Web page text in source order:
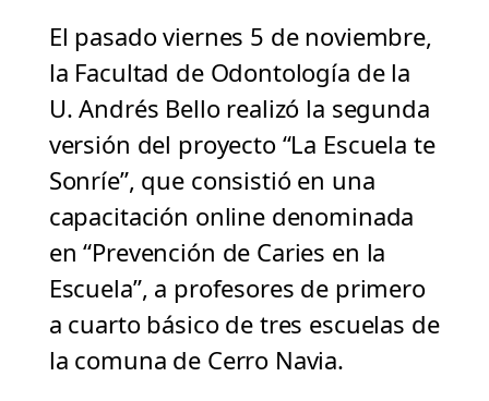
El pasado viernes 5 de noviembre,
la Facultad de Odontología de la
U. Andrés Bello realizó la segunda
versión del proyecto “La Escuela te
Sonríe”, que consistió en una
capacitación online denominada
en “Prevención de Caries en la
Escuela”, a profesores de primero
a cuarto básico de tres escuelas de
la comuna de Cerro Navia.